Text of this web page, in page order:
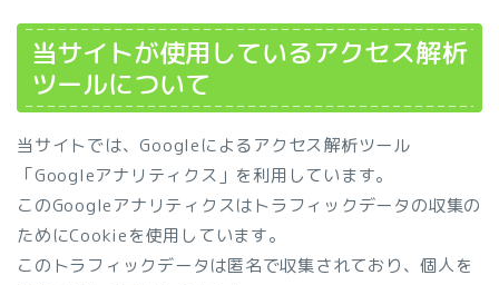
当サイトが使用しているアクセス解析
ツールについて
当サイトでは、Googleによるアクセス解析ツール
「Googleアナリティクス」を利用しています。
このGoogleアナリティクスはトラフィックデータの収集の
ためにCookieを使用しています。
このトラフィックデータは匿名で収集されており、個人を